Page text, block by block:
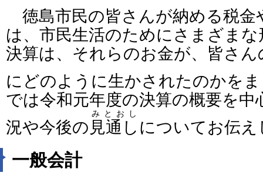
徳島市民の皆さんが納める税金
は、市民生活のためにさまざま
決算は、それらのお金が、皆さ
にどのように生かされたのかを
では令和元年度の決算の概要を中
況や今後の 見通し
みとおし
についてお伝え
一般会計